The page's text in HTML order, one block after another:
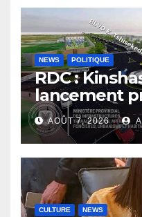
NEWS POLITIQUE
RDC :
lancement
travaux du
Tshisekedi
AOÛT 7, 2026
CULTURE NEWS